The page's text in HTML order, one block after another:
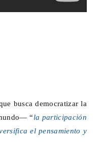
busca democratizar la
“ la participación
el pensamiento y
y ProFuturo presentan La
con Dessignare
Dic 01, 2025